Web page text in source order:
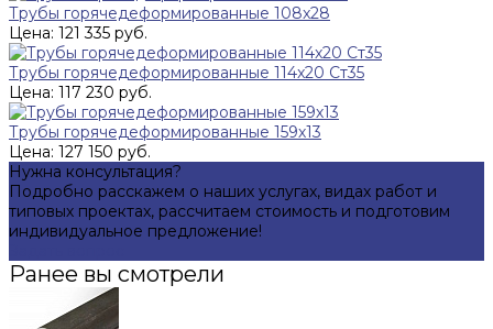
Трубы горячедеформированные 108x28
Цена: 121 335 руб.
Трубы горячедеформированные 114x20 Ст35
Цена: 117 230 руб.
Трубы горячедеформированные 159х13
Цена: 127 150 руб.
Нужна консультация?
Подробно расскажем о наших услугах, видах работ и
типовых проектах, рассчитаем стоимость и подготовим
индивидуальное предложение!
Ранее вы смотрели